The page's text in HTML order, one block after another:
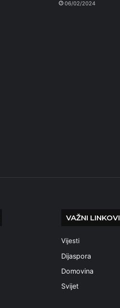
06/02/2024
VAŽNI LINKOVI
Vijesti
Dijaspora
Domovina
Svijet